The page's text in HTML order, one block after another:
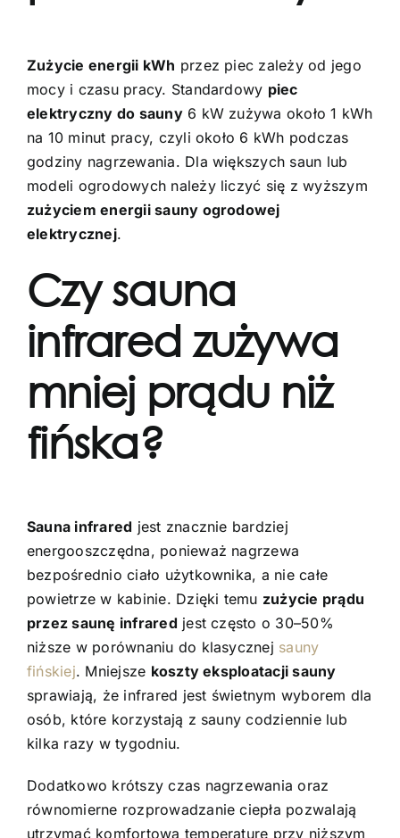
Zużycie energii kWh przez piec zależy od jego
mocy i czasu pracy. Standardowy piec
elektryczny do sauny6 kW zużywa około 1 kWh
na 10 minut pracy, czyli około 6 kWh podczas
godziny nagrzewania. Dla większych saun lub
modeli ogrodowych należy liczyć się z wyższym
zużyciem energii sauny ogrodowej
elektrycznej.
Czy sauna
infrared zużywa
mniej prądu niż
fińska?
Sauna infrared jest znacznie bardziej
energooszczędna, ponieważ nagrzewa
bezpośrednio ciało użytkownika, a nie całe
powietrze w kabinie. Dzięki temu zużycie prądu
przez saunę infrared jest często o 30–50%
niższe w porównaniu do klasycznej sauny
fińskiej. Mniejsze koszty eksploatacji sauny
sprawiają, że infrared jest świetnym wyborem dla
osób, które korzystają z sauny codziennie lub
kilka razy w tygodniu.
Dodatkowo krótszy czas nagrzewania oraz
równomierne rozprowadzanie ciepła pozwalają
utrzymać komfortową temperaturę przy niższym